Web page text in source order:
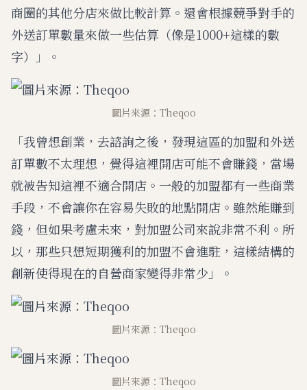
商圈的其他分店來做比較計算。還會根據競爭對手的
外送訂單數量來做一些估算（像是1000+這樣的數
字）」。
圖片來源：Theqoo
「我曾想創業，去諮詢之後，發現這區的加盟和外送
訂單數不太理想，覺得這裡開店可能不會賺錢，當場
就被告知這裡不適合開店。一般的加盟都有一些商業
手段，不會讓你在容易失敗的地點開店。雖然能賺到
錢，但如果考慮未來，對加盟公司來說非常不利。所
以，那些只想短期獲利的加盟不會進駐，這樣結構的
創新使得現在的自營商家變得非常少」。
圖片來源：Theqoo
圖片來源：Theqoo